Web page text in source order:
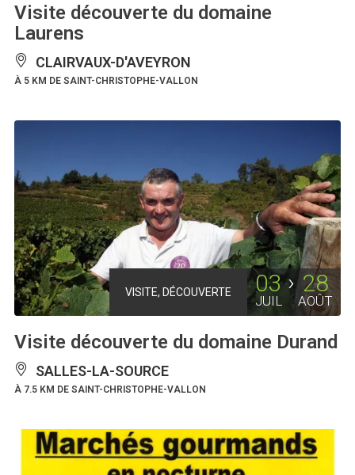
Visite découverte du domaine
Laurens
CLAIRVAUX-D'AVEYRON
À 5 KM DE SAINT-CHRISTOPHE-VALLON
VISITE, DÉCOUVERTE 03
JUIL
28
AOÛT
Visite découverte du domaine Durand
SALLES-LA-SOURCE
À 7.5 KM DE SAINT-CHRISTOPHE-VALLON